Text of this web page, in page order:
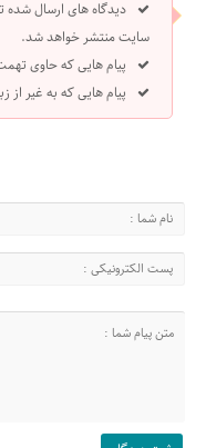
دیدگاه های ارسال
سایت منتشر خواهد شد.
پیام هایی که حاوی
پیام هایی که به غیر